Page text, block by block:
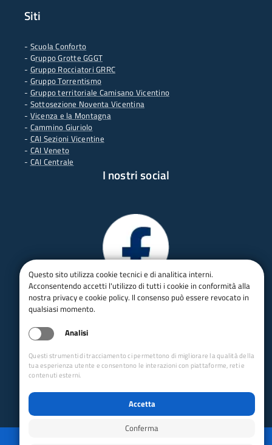
Siti
- Scuola Conforto
- Gruppo Grotte GGGT
- Gruppo Rocciatori GRRC
- Gruppo Torrentismo
- Gruppo territoriale Camisano Vicentino
- Sottosezione Noventa Vicentina
- Vicenza e la Montagna
- Cammino Giuriolo
- CAI Sezioni Vicentine
- CAI Veneto
- CAI Centrale
I nostri social
Questo sito utilizza cookie tecnici e di analitica interni.
Acconsentendo accetti l'utilizzo di tutti i cookie in conformità alla
nostra privacy e cookie policy. Il consenso può essere revocato in
qualsiasi momento.
Analisi
Questi strumenti di tracciamento ci permettono di migliorare la qualità della
tua esperienza utente e consentono le interazioni con piattaforme, reti e
contenuti esterni.
Accetta
Conferma